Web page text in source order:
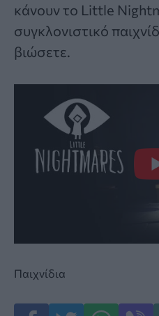
κάνουν το Little
συγκλονιστικό
βιώσετε.
Παιχνίδια